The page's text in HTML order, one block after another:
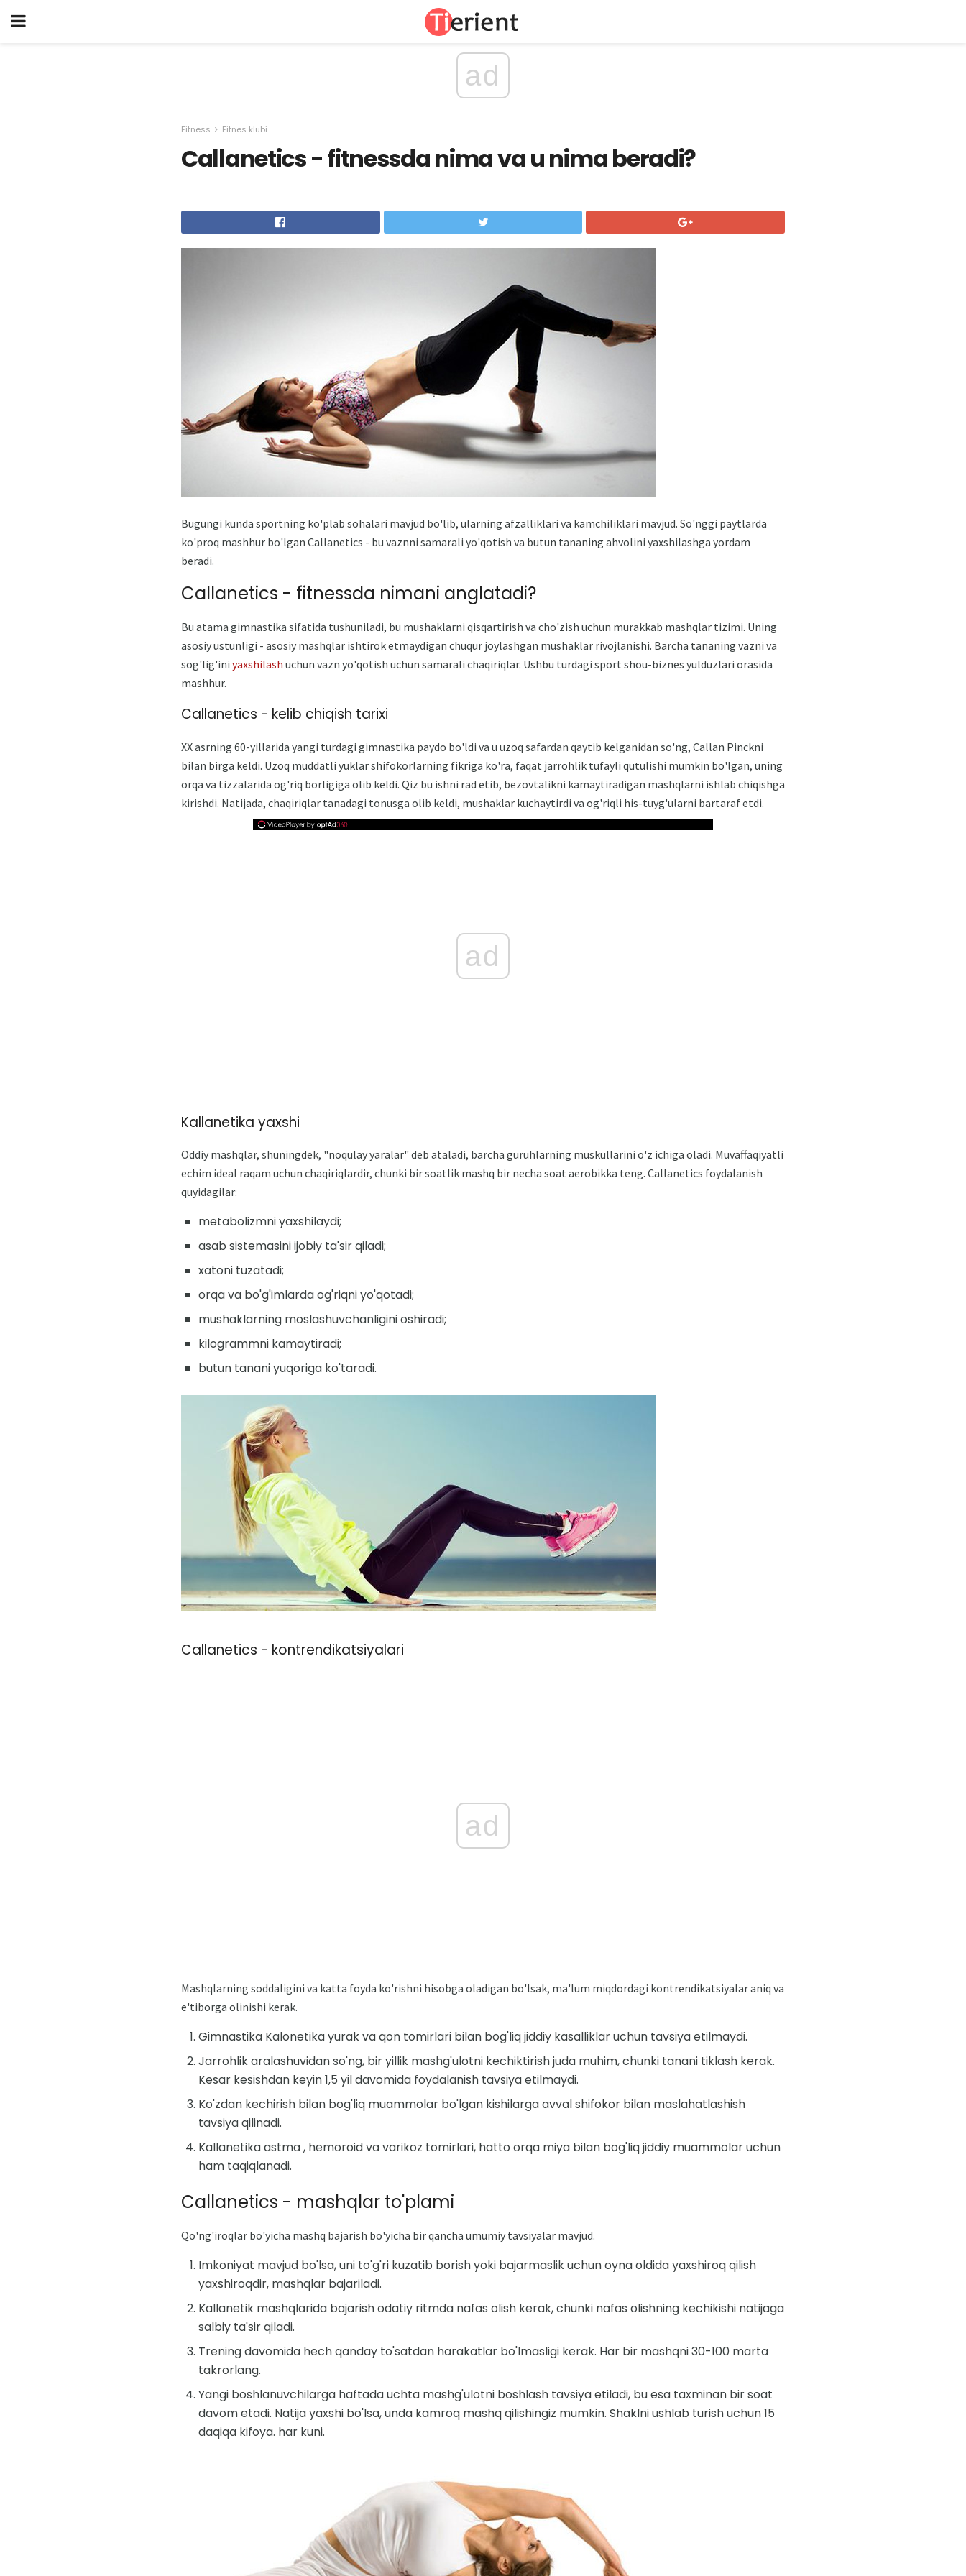
ad
Fitness Fitnes klubi
Callanetics - fitnessda nima va u nima beradi?
Bugungi kunda sportning ko'plab sohalari mavjud bo'lib, ularning afzalliklari va kamchiliklari mavjud. So'nggi paytlarda
ko'proq mashhur bo'lgan Callanetics - bu vaznni samarali yo'qotish va butun tananing ahvolini yaxshilashga yordam
beradi.
Callanetics - fitnessda nimani anglatadi?
Bu atama gimnastika sifatida tushuniladi, bu mushaklarni qisqartirish va cho'zish uchun murakkab mashqlar tizimi. Uning
asosiy ustunligi - asosiy mashqlar ishtirok etmaydigan chuqur joylashgan mushaklar rivojlanishi. Barcha tananing vazni va
sog'lig'ini yaxshilash uchun vazn yo'qotish uchun samarali chaqiriqlar. Ushbu turdagi sport shou-biznes yulduzlari orasida
mashhur.
Callanetics - kelib chiqish tarixi
XX asrning 60-yillarida yangi turdagi gimnastika paydo bo'ldi va u uzoq safardan qaytib kelganidan so'ng, Callan Pinckni
bilan birga keldi. Uzoq muddatli yuklar shifokorlarning fikriga ko'ra, faqat jarrohlik tufayli qutulishi mumkin bo'lgan, uning
orqa va tizzalarida og'riq borligiga olib keldi. Qiz bu ishni rad etib, bezovtalikni kamaytiradigan mashqlarni ishlab chiqishga
kirishdi. Natijada, chaqiriqlar tanadagi tonusga olib keldi, mushaklar kuchaytirdi va og'riqli his-tuyg'ularni bartaraf etdi.
ad
Kallanetika yaxshi
Oddiy mashqlar, shuningdek, "noqulay yaralar" deb ataladi, barcha guruhlarning muskullarini o'z ichiga oladi. Muvaffaqiyatli
echim ideal raqam uchun chaqiriqlardir, chunki bir soatlik mashq bir necha soat aerobikka teng. Callanetics foydalanish
quyidagilar:
metabolizmni yaxshilaydi;
asab sistemasini ijobiy ta'sir qiladi;
xatoni tuzatadi;
orqa va bo'g'imlarda og'riqni yo'qotadi;
mushaklarning moslashuvchanligini oshiradi;
kilogrammni kamaytiradi;
butun tanani yuqoriga ko'taradi.
Callanetics - kontrendikatsiyalari
ad
Mashqlarning soddaligini va katta foyda ko'rishni hisobga oladigan bo'lsak, ma'lum miqdordagi kontrendikatsiyalar aniq va
e'tiborga olinishi kerak.
Gimnastika Kalonetika yurak va qon tomirlari bilan bog'liq jiddiy kasalliklar uchun tavsiya etilmaydi.
Jarrohlik aralashuvidan so'ng, bir yillik mashg'ulotni kechiktirish juda muhim, chunki tanani tiklash kerak.
Kesar kesishdan keyin 1,5 yil davomida foydalanish tavsiya etilmaydi.
Ko'zdan kechirish bilan bog'liq muammolar bo'lgan kishilarga avval shifokor bilan maslahatlashish
tavsiya qilinadi.
Kallanetika astma , hemoroid va varikoz tomirlari, hatto orqa miya bilan bog'liq jiddiy muammolar uchun
ham taqiqlanadi.
Callanetics - mashqlar to'plami
Qo'ng'iroqlar bo'yicha mashq bajarish bo'yicha bir qancha umumiy tavsiyalar mavjud.
Imkoniyat mavjud bo'lsa, uni to'g'ri kuzatib borish yoki bajarmaslik uchun oyna oldida yaxshiroq qilish
yaxshiroqdir, mashqlar bajariladi.
Kallanetik mashqlarida bajarish odatiy ritmda nafas olish kerak, chunki nafas olishning kechikishi natijaga
salbiy ta'sir qiladi.
Trening davomida hech qanday to'satdan harakatlar bo'lmasligi kerak. Har bir mashqni 30-100 marta
takrorlang.
Yangi boshlanuvchilarga haftada uchta mashg'ulotni boshlash tavsiya etiladi, bu esa taxminan bir soat
davom etadi. Natija yaxshi bo'lsa, unda kamroq mashq qilishingiz mumkin. Shaklni ushlab turish uchun 15
daqiqa kifoya. har kuni.